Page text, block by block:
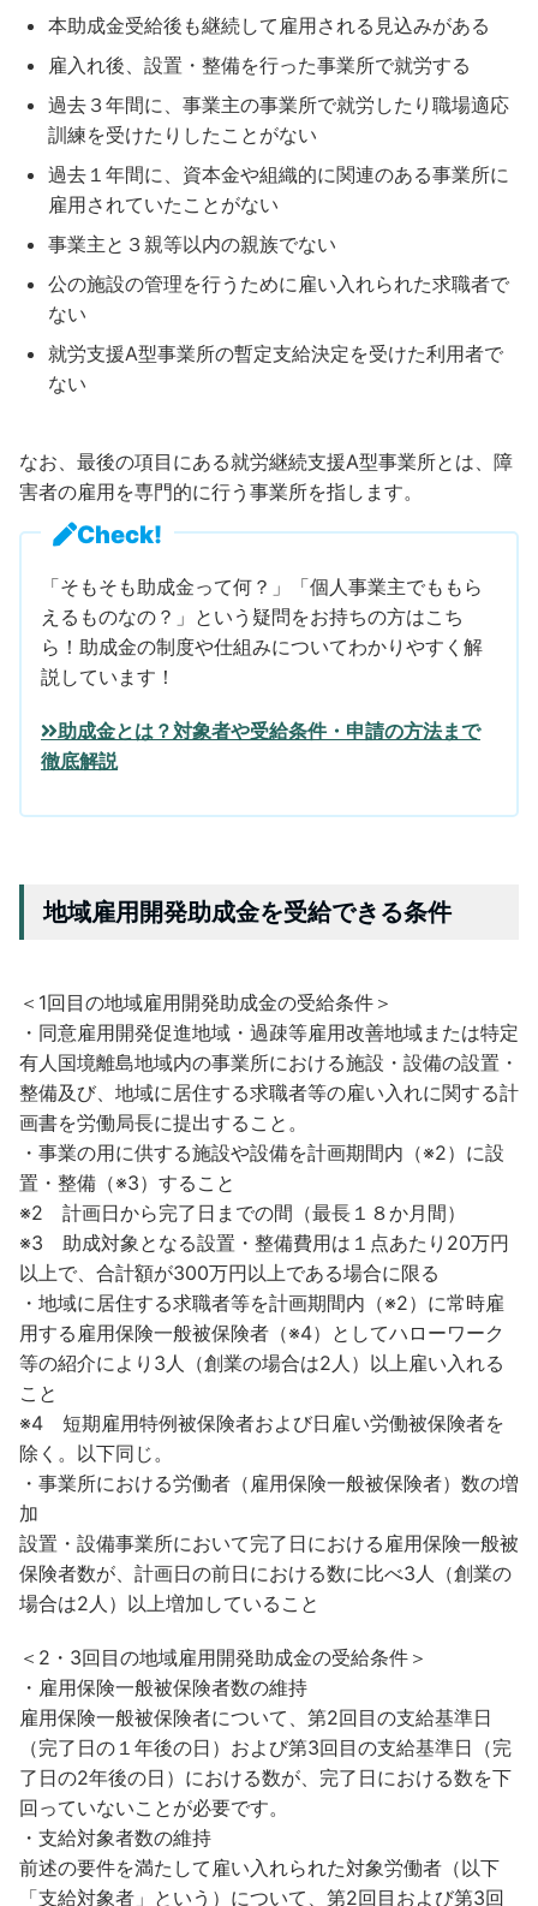
本助成金受給後も継続して雇用される見込みがある
雇入れ後、設置・整備を行った事業所で就労する
過去３年間に、事業主の事業所で就労したり職場適応
訓練を受けたりしたことがない
過去１年間に、資本金や組織的に関連のある事業所に
雇用されていたことがない
事業主と３親等以内の親族でない
公の施設の管理を行うために雇い入れられた求職者で
ない
就労支援A型事業所の暫定支給決定を受けた利用者で
ない
なお、最後の項目にある就労継続支援A型事業所とは、障
害者の雇用を専門的に行う事業所を指します。
Check!
「そもそも助成金って何？」「個人事業主でももら
えるものなの？」という疑問をお持ちの方はこち
ら！助成金の制度や仕組みについてわかりやすく解
説しています！
助成金とは？対象者や受給条件・申請の方法まで
徹底解説
地域雇用開発助成金を受給できる条件
＜1回目の地域雇用開発助成金の受給条件＞
・同意雇用開発促進地域・過疎等雇用改善地域または特定
有人国境離島地域内の事業所における施設・設備の設置・
整備及び、地域に居住する求職者等の雇い入れに関する計
画書を労働局長に提出すること。
・事業の用に供する施設や設備を計画期間内（※2）に設
置・整備（※3）すること
※2 計画日から完了日までの間（最長１８か月間）
※3 助成対象となる設置・整備費用は１点あたり20万円
以上で、合計額が300万円以上である場合に限る
・地域に居住する求職者等を計画期間内（※2）に常時雇
用する雇用保険一般被保険者（※4）としてハローワーク
等の紹介により3人（創業の場合は2人）以上雇い入れる
こと
※4 短期雇用特例被保険者および日雇い労働被保険者を
除く。以下同じ。
・事業所における労働者（雇用保険一般被保険者）数の増
加
設置・設備事業所において完了日における雇用保険一般被
保険者数が、計画日の前日における数に比べ3人（創業の
場合は2人）以上増加していること
＜2・3回目の地域雇用開発助成金の受給条件＞
・雇用保険一般被保険者数の維持
雇用保険一般被保険者について、第2回目の支給基準日
（完了日の１年後の日）および第3回目の支給基準日（完
了日の2年後の日）における数が、完了日における数を下
回っていないことが必要です。
・支給対象者数の維持
前述の要件を満たして雇い入れられた対象労働者（以下
「支給対象者」という）について、第2回目および第3回